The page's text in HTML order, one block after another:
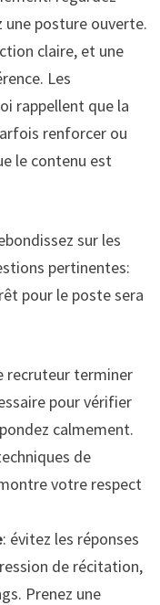
posture ouverte.
claire, et une
Les
rappellent que la
renforcer ou
le contenu est
sur les
pertinentes:
pour le poste sera
recruteur terminer
pour vérifier
calmement.
de
votre respect
: évitez les réponses
de récitation,
Prenez une